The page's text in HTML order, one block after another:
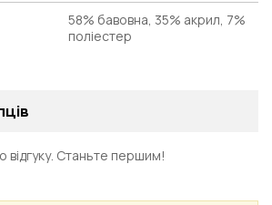
58% бавовна, 35% акрил, 7%
поліестер
Станьте першим!